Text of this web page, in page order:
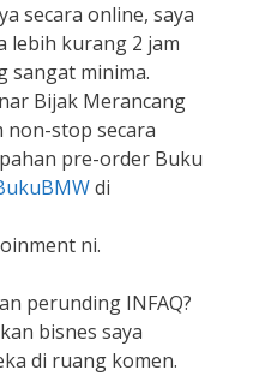
secara online, saya
lebih kurang 2 jam
sangat minima.
Bijak Merancang
non-stop secara
pre-order Buku
di
ni.
perunding INFAQ?
bisnes saya
di ruang komen.